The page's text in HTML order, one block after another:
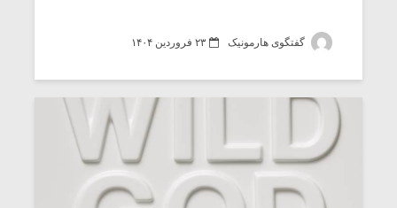
گفتگوی هارمونیک ۲۳ فروردین ۱۴۰۴